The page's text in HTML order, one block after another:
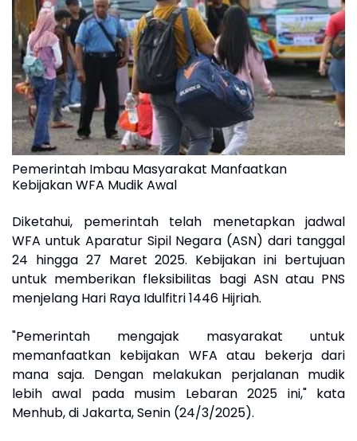
Pemerintah Imbau Masyarakat Manfaatkan
Kebijakan WFA Mudik Awal
Diketahui, pemerintah telah menetapkan jadwal
WFA untuk Aparatur Sipil Negara (ASN) dari tanggal
24 hingga 27 Maret 2025. Kebijakan ini bertujuan
untuk memberikan fleksibilitas bagi ASN atau PNS
menjelang Hari Raya Idulfitri 1446 Hijriah.
"Pemerintah mengajak masyarakat untuk
memanfaatkan kebijakan WFA atau bekerja dari
mana saja. Dengan melakukan perjalanan mudik
lebih awal pada musim Lebaran 2025 ini," kata
Menhub, di Jakarta, Senin (24/3/2025).